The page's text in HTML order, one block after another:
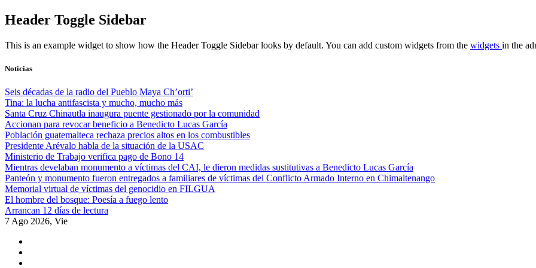
Skip
to
Header Toggle Sidebar
This is an example widget to show how the Header Toggle Sidebar looks by default. You can add custom widgets from the widgets in the
Noticias
Seis décadas de la radio del Pueblo Maya Ch’orti’
Tina: la lucha antifascista y mucho, mucho más
Santa Cruz Chinautla inaugura puente gestionado por la comunidad
Accionan para revocar beneficio a Benedicto Lucas García
Población guatemalteca rechaza precios altos en los combustibles
Presidente Arévalo habla de la situación de la USAC
Ministerio de Trabajo verifica pago de Bono 14
Mientras develaban monumento a víctimas del CAI, le dieron medidas sustitutivas a Benedicto Lucas García
Panteón y monumento fueron entregados a familiares de víctimas del Conflicto Armado Interno en Chimaltenango
Memorial virtual de víctimas del genocidio en FILGUA
El hombre del bosque: Poesía a fuego lento
Arrancan 12 días de lectura
7 Ago 2026, Vie